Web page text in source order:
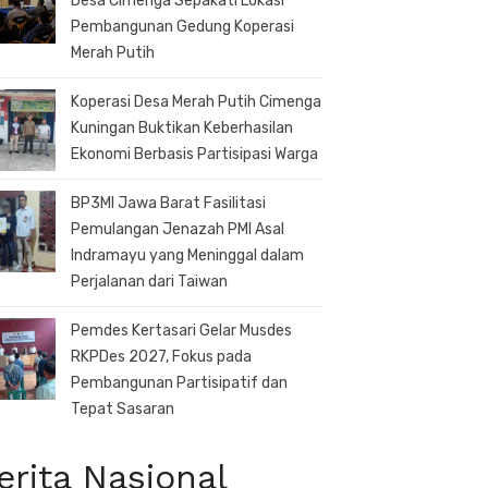
Pembangunan Gedung Koperasi
Merah Putih
Koperasi Desa Merah Putih Cimenga
Kuningan Buktikan Keberhasilan
Ekonomi Berbasis Partisipasi Warga
BP3MI Jawa Barat Fasilitasi
Pemulangan Jenazah PMI Asal
Indramayu yang Meninggal dalam
Perjalanan dari Taiwan
Pemdes Kertasari Gelar Musdes
RKPDes 2027, Fokus pada
Pembangunan Partisipatif dan
Tepat Sasaran
Nasional